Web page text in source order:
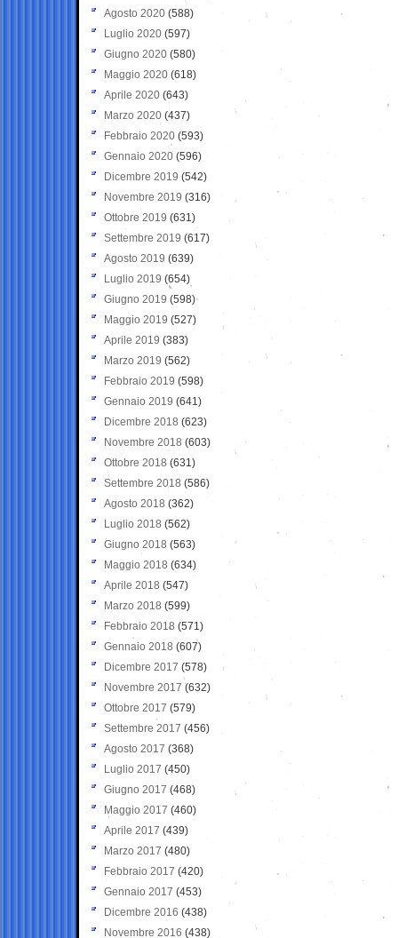
Agosto 2020 (588)
Luglio 2020 (597)
Giugno 2020 (580)
Maggio 2020 (618)
Aprile 2020 (643)
Marzo 2020 (437)
Febbraio 2020 (593)
Gennaio 2020 (596)
Dicembre 2019 (542)
Novembre 2019 (316)
Ottobre 2019 (631)
Settembre 2019 (617)
Agosto 2019 (639)
Luglio 2019 (654)
Giugno 2019 (598)
Maggio 2019 (527)
Aprile 2019 (383)
Marzo 2019 (562)
Febbraio 2019 (598)
Gennaio 2019 (641)
Dicembre 2018 (623)
Novembre 2018 (603)
Ottobre 2018 (631)
Settembre 2018 (586)
Agosto 2018 (362)
Luglio 2018 (562)
Giugno 2018 (563)
Maggio 2018 (634)
Aprile 2018 (547)
Marzo 2018 (599)
Febbraio 2018 (571)
Gennaio 2018 (607)
Dicembre 2017 (578)
Novembre 2017 (632)
Ottobre 2017 (579)
Settembre 2017 (456)
Agosto 2017 (368)
Luglio 2017 (450)
Giugno 2017 (468)
Maggio 2017 (460)
Aprile 2017 (439)
Marzo 2017 (480)
Febbraio 2017 (420)
Gennaio 2017 (453)
Dicembre 2016 (438)
Novembre 2016 (438)